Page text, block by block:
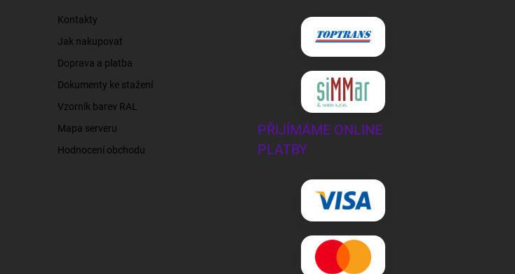
Kontakty
Jak nakupovat
Doprava a platba
Dokumenty ke stažení
Vzorník barev RAL
Mapa serveru
Hodnocení obchodu
PŘIJÍMÁME ONLINE
PLATBY